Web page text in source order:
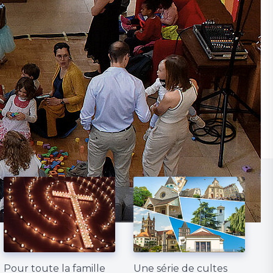
Pour toute la famille
Une série de cultes